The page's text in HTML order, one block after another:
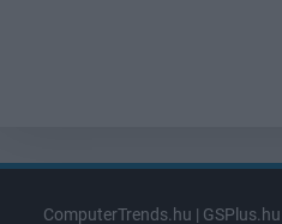
ComputerTrends.hu | GSPlus.hu